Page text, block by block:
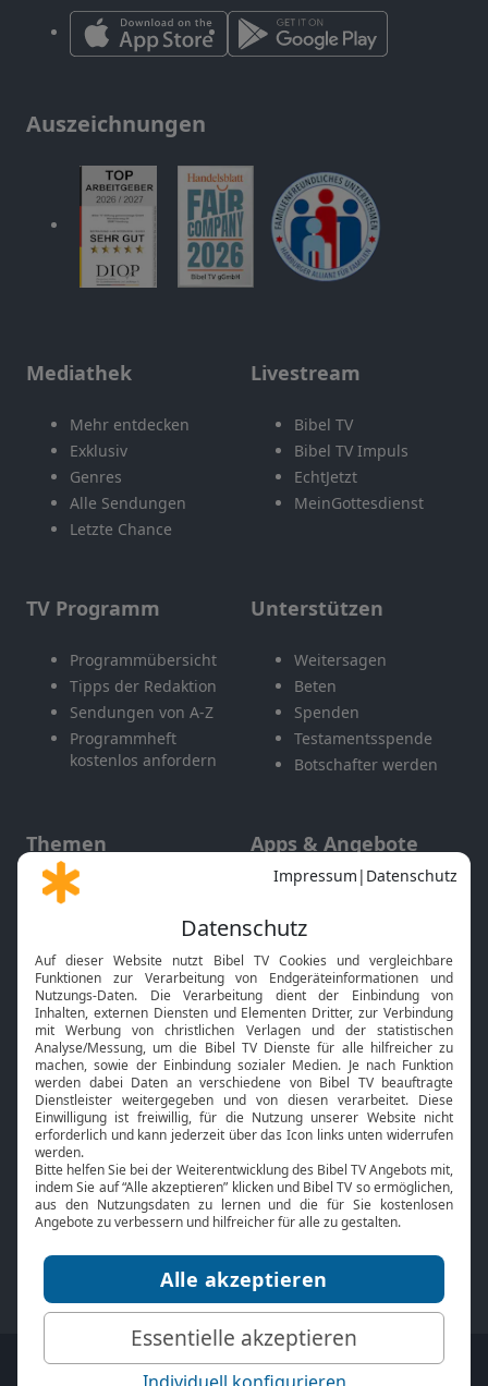
Auszeichnungen
Mediathek
Mehr entdecken
Exklusiv
Genres
Alle Sendungen
Letzte Chance
Livestream
Bibel TV
Bibel TV Impuls
EchtJetzt
MeinGottesdienst
TV Programm
Programmübersicht
Tipps der Redaktion
Sendungen von A-Z
Programmheft
kostenlos anfordern
Unterstützen
Weitersagen
Beten
Spenden
Testamentsspende
Botschafter werden
Themen
Gott und Bibel erklärt
Neuigkeiten
Apps & Angebote
Mobile App
Smart TV
HbbTV
Bibelthek Online-Bibel
Nächster Gottesdienst
Bibel TV
Über uns
Jobs
Mediadaten
Service
Kontakt
TV-Empfang
bibeltv.de: Impressum
Datenschutz